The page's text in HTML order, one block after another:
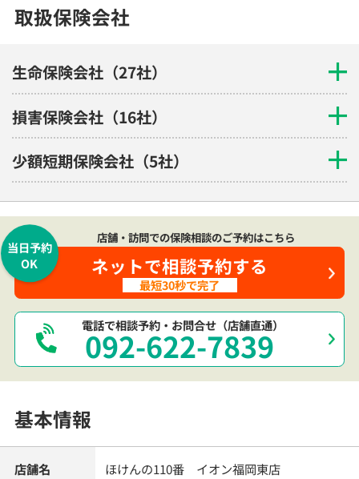
取扱保険会社
生命保険会社（27社）
損害保険会社（16社）
少額短期保険会社（5社）
電話で相談予約・お問合せ（店舗直通）
092-622-7839
店舗・訪問での保険相談のご予約はこちら
当日予約
OK
ネットで相談予約する
最短30秒で完了
基本情報
店舗名 ほけんの110番 イオン福岡東店